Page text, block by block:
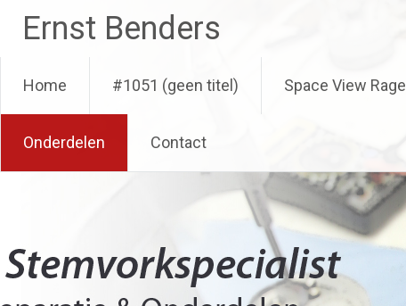
naar
de
Ernst Benders
Home #1051 (geen titel) Space View Rage
Onderdelen Contact